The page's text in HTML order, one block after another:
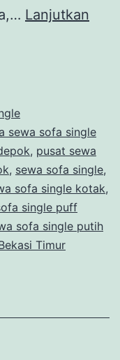
Lanjutkan
sewa sofa single
, pusat sewa
, sewa sofa single,
sofa single kotak,
single puff
sofa single putih
Timur